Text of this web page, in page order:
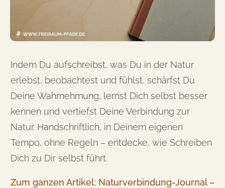
Indem Du aufschreibst, was Du in der Natur
erlebst, beobachtest und fühlst, schärfst Du
Deine Wahrnehmung, lernst Dich selbst besser
kennen und vertiefst Deine Verbindung zur
Natur. Handschriftlich, in Deinem eigenen
Tempo, ohne Regeln – entdecke, wie Schreiben
Dich zu Dir selbst führt.
Zum ganzen Artikel: Naturverbindung-Journal –